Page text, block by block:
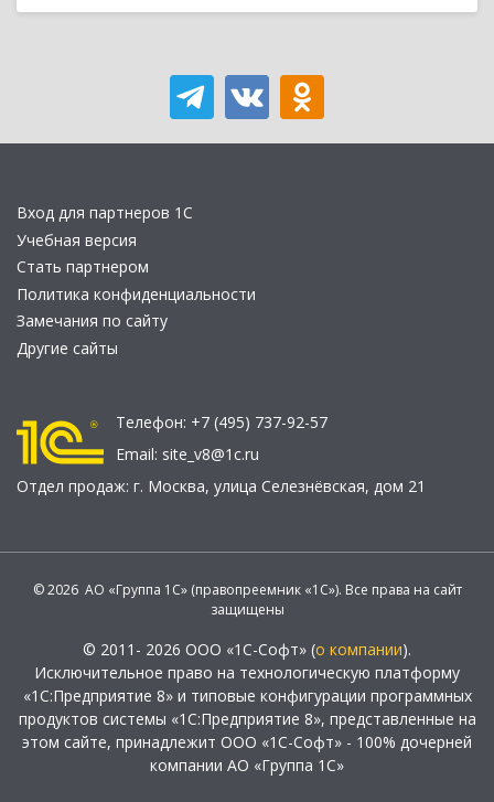
Вход для партнеров 1С
Учебная версия
Стать партнером
Политика конфиденциальности
Замечания по сайту
Другие сайты
Телефон: +7 (495) 737-92-57
Email: site_v8@1c.ru
Отдел продаж: г. Москва, улица Селезнёвская, дом 21
© 2026 АО «Группа 1С» (правопреемник «1С»). Все права на сайт
защищены
© 2011- 2026 ООО «1С-Софт» (о компании).
Исключительное право на технологическую платформу
«1С:Предприятие 8» и типовые конфигурации программных
продуктов системы «1С:Предприятие 8», представленные на
этом сайте, принадлежит ООО «1С-Софт» - 100% дочерней
компании АО «Группа 1С»